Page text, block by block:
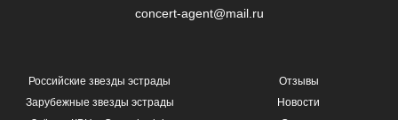
concert-agent@mail.ru
Российские звезды эстрады
Зарубежные звезды эстрады
Отзывы
Новости